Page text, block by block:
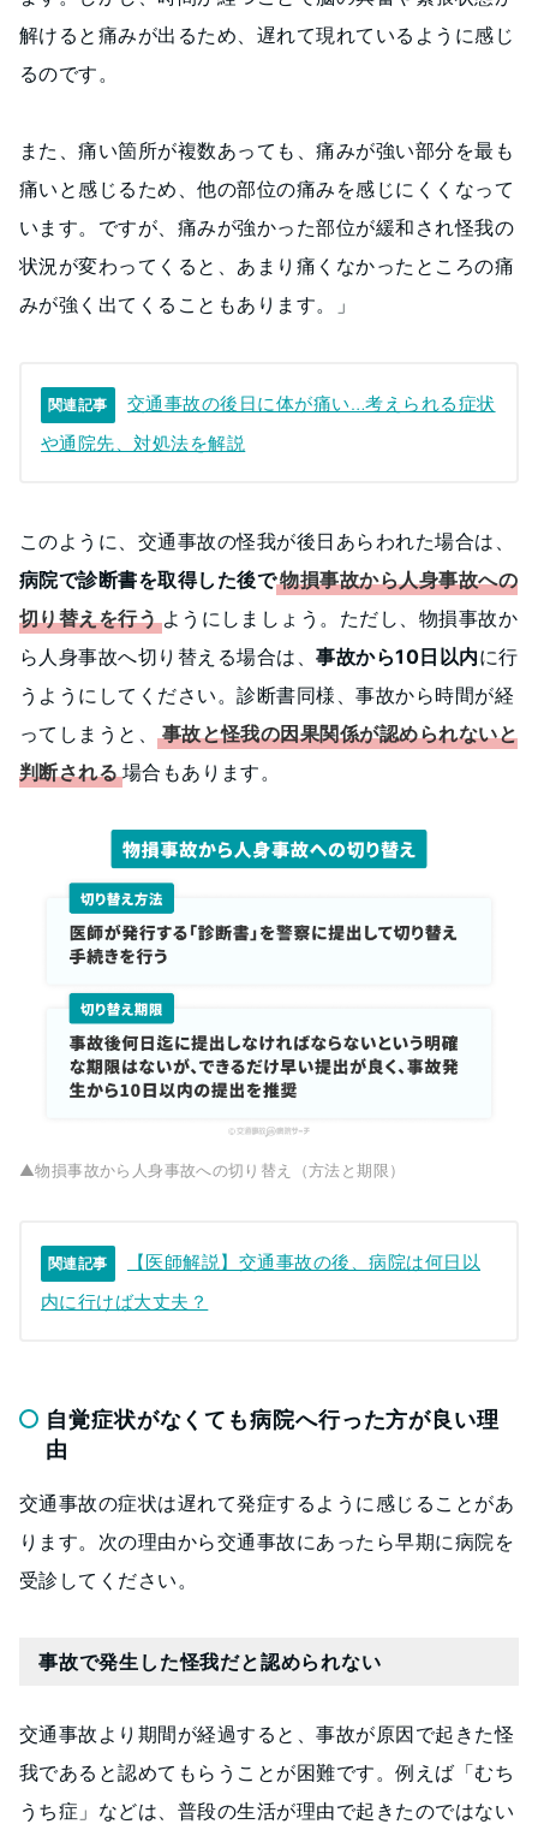
解けると痛みが出るため、遅れて現れているように感じ
るのです。
また、痛い箇所が複数あっても、痛みが強い部分を最も
痛いと感じるため、他の部位の痛みを感じにくくなって
います。ですが、痛みが強かった部位が緩和され怪我の
状況が変わってくると、あまり痛くなかったところの痛
みが強く出てくることもあります。」
関連記事
交通事故の後日に体が痛い…考えられる症状
や通院先、対処法を解説
このように、交通事故の怪我が後日あらわれた場合は、
病院で診断書を取得した後で物損事故から人身事故への
切り替えを行うようにしましょう。ただし、物損事故か
ら人身事故へ切り替える場合は、事故から10日以内に行
うようにしてください。診断書同様、事故から時間が経
ってしまうと、事故と怪我の因果関係が認められないと
判断される場合もあります。
▲物損事故から人身事故への切り替え（方法と期限）
関連記事
【医師解説】交通事故の後、病院は何日以
内に行けば大丈夫？
自覚症状がなくても病院へ行った方が良い理
由
交通事故の症状は遅れて発症するように感じることがあ
ります。次の理由から交通事故にあったら早期に病院を
受診してください。
事故で発生した怪我だと認められない
交通事故より期間が経過すると、事故が原因で起きた怪
我であると認めてもらうことが困難です。例えば「むち
うち症」などは、普段の生活が理由で起きたのではない